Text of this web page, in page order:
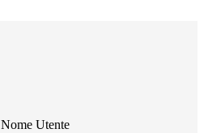
Nome Utente